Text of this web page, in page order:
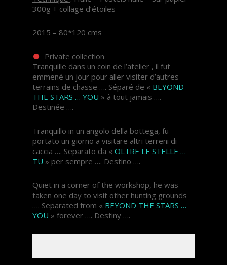
300g + collage d’étoiles
2015 – 80*120 cms
Private collection
Tranquille dans un coin de l’atelier , il fut
emmené un jour pour aller visiter d’autres
terrains de chasse …. Séparé de « BEYOND
THE STARS … YOU » à tout jamais ….
Destinée ….
Tranquillo in un angolo della bottega, fu
portato un giorno a visitare altri terreni di
caccia …. Separato da « OLTRE LE STELLE …
TU » per sempre …. Destino ….
Quiet in a corner of the workshop, he was
taken one day to visit other hunting grounds
…. Separated from « BEYOND THE STARS …
YOU » forever …. Destiny ….